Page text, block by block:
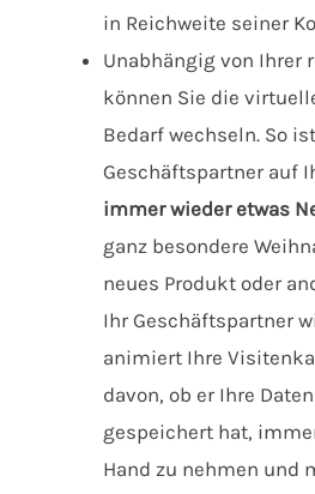
in Reichweite seiner
Unabhängig von Ihrer
können Sie die
Bedarf wechseln. So
Geschäftspartner auf
immer wieder etwas
ganz besondere
neues Produkt oder
Ihr Geschäftspartner
animiert Ihre
davon, ob er Ihre
gespeichert hat,
Hand zu nehmen und